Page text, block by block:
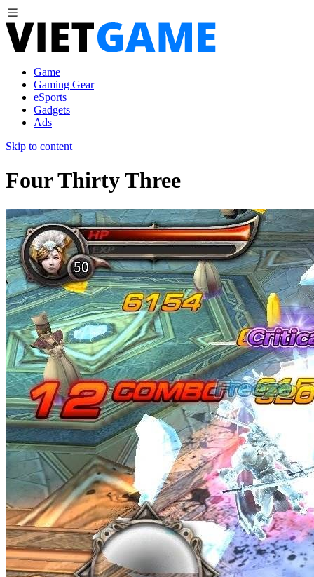
Game
Gaming Gear
eSports
Gadgets
Ads
Skip to content
Four Thirty Three